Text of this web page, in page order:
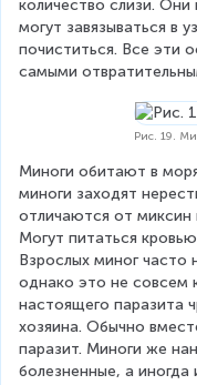
количество слизи. Они
могут завязываться в
почиститься. Все эти
самыми
Рис. 19.
Миноги обитают в
миноги заходят
отличаются от миксин
Могут питаться
Взрослых миног часто
однако это не совсем
настоящего паразита
хозяина. Обычно
паразит. Миноги же
болезненные, а